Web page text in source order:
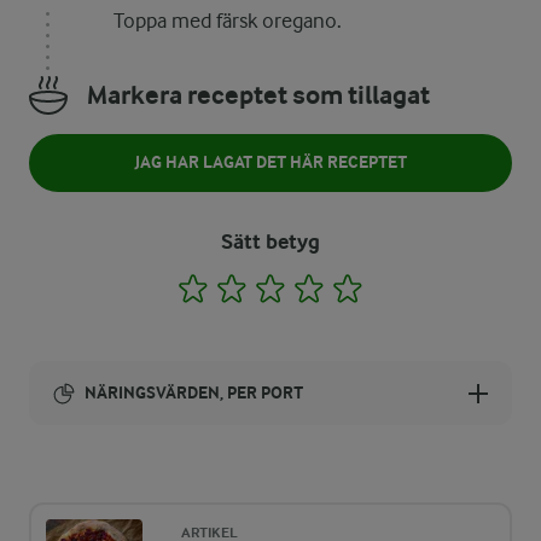
Toppa med färsk oregano.
Markera receptet som tillagat
JAG HAR LAGAT DET HÄR RECEPTET
Sätt betyg
1 2 3 4
NÄRINGSVÄRDEN, PER PORT
ARTIKEL